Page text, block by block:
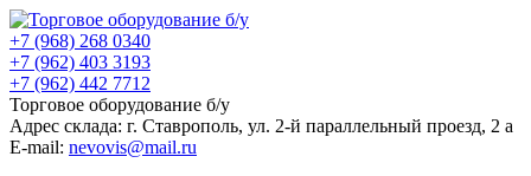
+7 (968) 268 0340
+7 (962) 403 3193
+7 (962) 442 7712
Торговое оборудование б/у
Адрес склада: г. Ставрополь, ул. 2-й параллельный проезд, 2 a
E-mail: nevovis@mail.ru